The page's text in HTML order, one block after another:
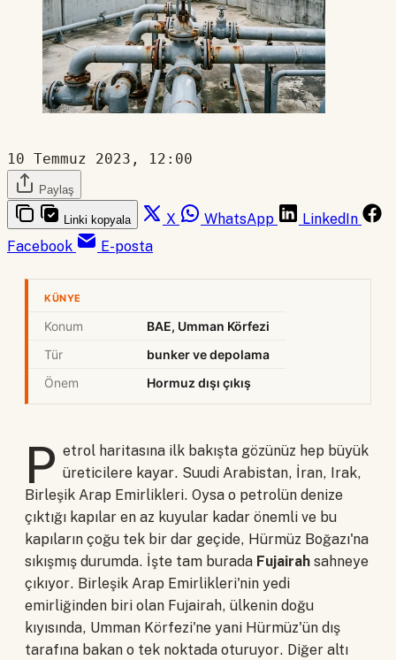
10 Temmuz 2023, 12:00
Paylaş
Linki kopyala X WhatsApp
LinkedIn
Facebook
E-posta
KÜNYE
Konum
BAE, Umman Körfezi
Tür
bunker ve depolama
Önem
Hormuz dışı çıkış
P etrol haritasına ilk bakışta gözünüz hep büyük
üreticilere kayar. Suudi Arabistan, İran, Irak,
Birleşik Arap Emirlikleri. Oysa o petrolün denize
çıktığı kapılar en az kuyular kadar önemli ve bu
kapıların çoğu tek bir dar geçide, Hürmüz Boğazı'na
sıkışmış durumda. İşte tam burada Fujairah sahneye
çıkıyor. Birleşik Arap Emirlikleri'nin yedi
emirliğinden biri olan Fujairah, ülkenin doğu
kıyısında, Umman Körfezi'ne yani Hürmüz'ün dış
tarafına bakan o tek noktada oturuyor. Diğer altı